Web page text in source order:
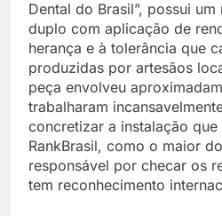
Dental do Brasil”, possui
duplo com aplicação de
herança e à tolerância que
produzidas por artesãos
peça envolveu
trabalharam
concretizar a instalação
RankBrasil, como o maior
responsável por checar os
tem reconhecimento